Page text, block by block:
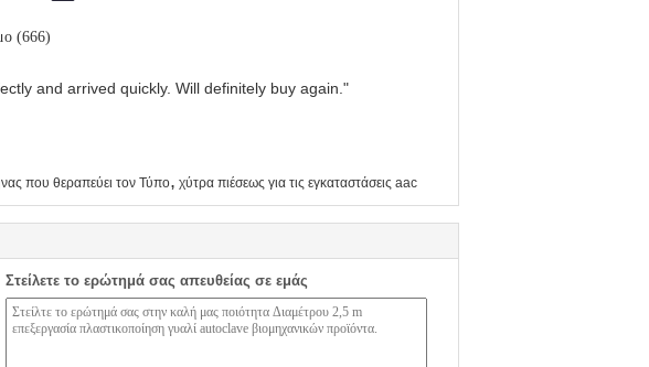
(666)
and arrived quickly. Will definitely buy again."
που θεραπεύει τον Τύπο, χύτρα πιέσεως για τις εγκαταστάσεις aac
Στείλετε το ερώτημά σας απευθείας σε εμάς